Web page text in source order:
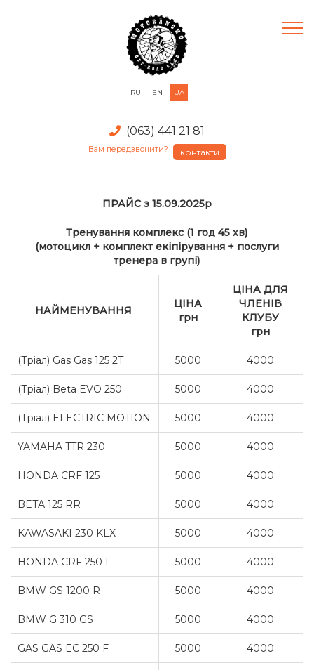
(063) 441 21 81
Вам передзвонити? контакти
RU EN UA
ПРАЙС з 15.09.2025р
Тренування комплекс (1 год 45 хв)
(мотоцикл + комплект екіпірування + послуги
тренера в групі)
НАЙМЕНУВАННЯ
ЦІНА
грн
ЦІНА ДЛЯ
ЧЛЕНІВ
КЛУБУ
грн
(Тріал) Gas Gas 125 2T 5000 4000
(Тріал) Beta EVO 250 5000 4000
(Тріал) ELECTRIC MOTION 5000 4000
YAMAHA TTR 230 5000 4000
HONDA CRF 125 5000 4000
BETA 125 RR 5000 4000
KAWASAKI 230 KLX 5000 4000
HONDA CRF 250 L 5000 4000
BMW GS 1200 R 5000 4000
BMW G 310 GS 5000 4000
GAS GAS EC 250 F 5000 4000